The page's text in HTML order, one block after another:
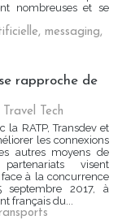
nombreuses et se
, messaging,
rapproche de
Tech
la RATP, Transdev et
les connexions
autres moyens de
visent
à la concurrence
septembre 2017, à
français du...